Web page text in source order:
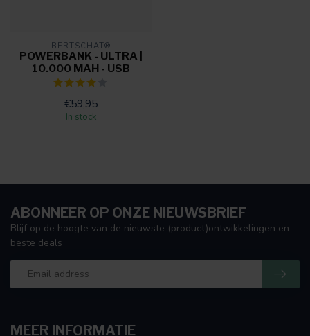
BERTSCHAT®
POWERBANK - ULTRA |
10.000 MAH - USB
€59,95
In stock
MEER INFORMATIE
ABONNEER OP ONZE NIEUWSBRIEF
Blijf op de hoogte van de nieuwste (product)ontwikkelingen en
beste deals